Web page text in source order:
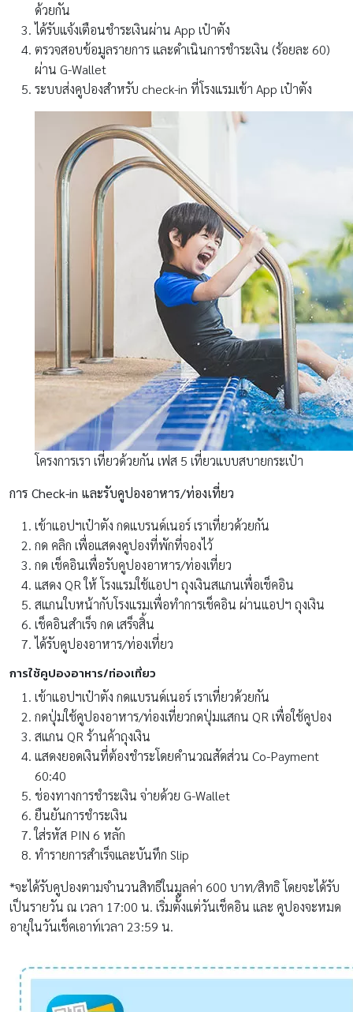
ด้วยกัน
ได้รับแจ้งเตือนชำระเงินผ่าน App เป๋าตัง
ตรวจสอบข้อมูลรายการ และดำเนินการชำระเงิน (ร้อยละ 60)
ผ่าน G-Wallet
ระบบส่งคูปองสำหรับ check-in ที่โรงแรมเข้า App เป๋าตัง
โครงการเรา เที่ยวด้วยกัน เฟส 5 เที่ยวแบบสบายกระเป๋า
การ Check-in และรับคูปองอาหาร/ท่องเที่ยว
เข้าแอปฯเป๋าตัง กดแบรนด์เนอร์ เราเที่ยวด้วยกัน
กด คลิก เพื่อแสดงคูปองที่พักที่จองไว้
กด เช็คอินเพื่อรับคูปองอาหาร/ท่องเที่ยว
แสดง QR ให้ โรงแรมใช้แอปฯ ถุงเงินสแกนเพื่อเช็คอิน
สแกนใบหน้ากับโรงแรมเพื่อทำการเช็คอิน ผ่านแอปฯ ถุงเงิน
เช็คอินสำเร็จ กด เสร็จสิ้น
ได้รับคูปองอาหาร/ท่องเที่ยว
การใช้คูปองอาหาร/ท่องเที่ยว
เข้าแอปฯเป๋าตัง กดแบรนด์เนอร์ เราเที่ยวด้วยกัน
กดปุ่มใช้คูปองอาหาร/ท่องเที่ยวกดปุ่มแสกน QR เพื่อใช้คูปอง
สแกน QR ร้านค้าถุงเงิน
แสดงยอดเงินที่ต้องชำระโดยคำนวณสัดส่วน Co-Payment
60:40
ช่องทางการชำระเงิน จ่ายด้วย G-Wallet
ยืนยันการชำระเงิน
ใส่รหัส PIN 6 หลัก
ทำรายการสำเร็จและบันทึก Slip
*จะได้รับคูปองตามจำนวนสิทธิในมูลค่า 600 บาท/สิทธิ โดยจะได้รับ
เป็นรายวัน ณ เวลา 17:00 น. เริ่มตั้งแต่วันเช็คอิน และ คูปองจะหมด
อายุในวันเช็คเอาท์เวลา 23:59 น.